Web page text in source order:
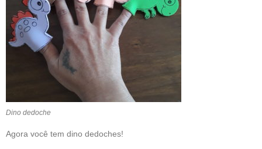
Dino dedoche
Agora você tem dino dedoches!